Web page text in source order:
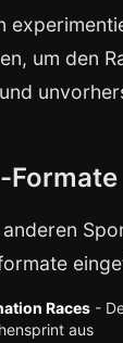
um den
Formate
Races -
aus